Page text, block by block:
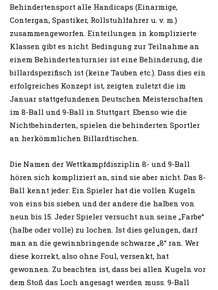
Behindertensport alle Handicaps (Einarmige,
Contergan, Spastiker, Rollstuhlfahrer u. v. m.)
zusammengeworfen. Einteilungen in komplizierte
Klassen gibt es nicht. Bedingung zur Teilnahme an
einem Behindertenturnier ist eine Behinderung, die
billardspezifisch ist (keine Tauben etc.). Dass dies ein
erfolgreiches Konzept ist, zeigten zuletzt die im
Januar stattgefundenen Deutschen Meisterschaften
im 8-Ball und 9-Ball in Stuttgart. Ebenso wie die
Nichtbehinderten, spielen die behinderten Sportler
an herkömmlichen Billardtischen.
Die Namen der Wettkampfdisziplin 8- und 9-Ball
hören sich kompliziert an, sind sie aber nicht. Das 8-
Ball kennt jeder: Ein Spieler hat die vollen Kugeln
von eins bis sieben und der andere die halben von
neun bis 15. Jeder Spieler versucht nun seine „Farbe“
(halbe oder volle) zu lochen. Ist dies gelungen, darf
man an die gewinnbringende schwarze „8“ ran. Wer
diese korrekt, also ohne Foul, versenkt, hat
gewonnen. Zu beachten ist, dass bei allen Kugeln vor
dem Stoß das Loch angesagt werden muss. 9-Ball